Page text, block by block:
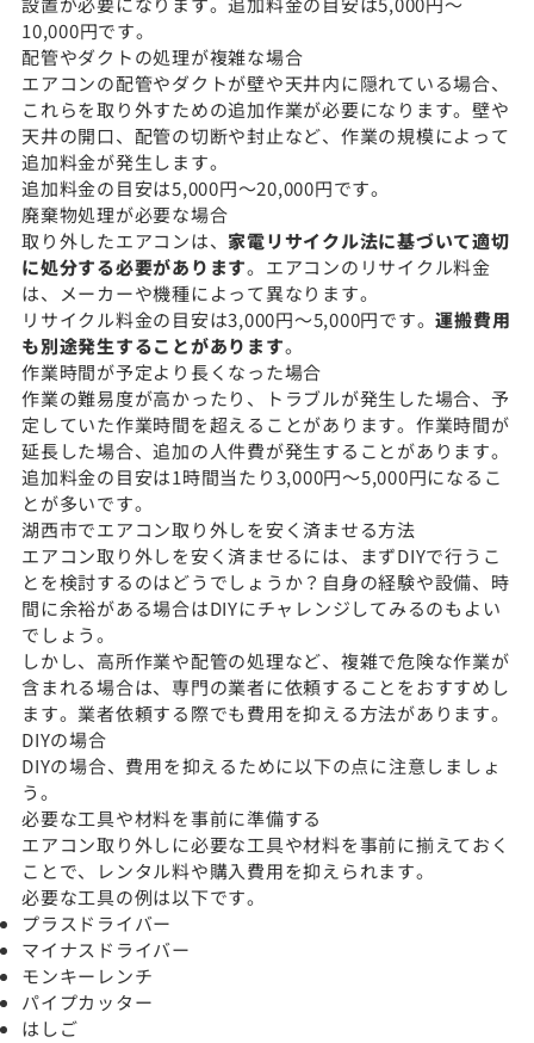
10,000円です。
配管やダクトの処理が複雑な場合
エアコンの配管やダクトが壁や天井内に隠れている場合、
これらを取り外すための追加作業が必要になります。壁や
天井の開口、配管の切断や封止など、作業の規模によって
追加料金が発生します。
追加料金の目安は5,000円〜20,000円です。
廃棄物処理が必要な場合
取り外したエアコンは、 家電リサイクル法に基づいて適切
に処分する必要があります。エアコンのリサイクル料金
は、メーカーや機種によって異なります。
リサイクル料金の目安は3,000円〜5,000円です。運搬費用
も別途発生することがあります。
作業時間が予定より長くなった場合
作業の難易度が高かったり、トラブルが発生した場合、予
定していた作業時間を超えることがあります。作業時間が
延長した場合、追加の人件費が発生することがあります。
追加料金の目安は1時間当たり3,000円〜5,000円になるこ
とが多いです。
湖西市でエアコン取り外しを安く済ませる方法
エアコン取り外しを安く済ませるには、まずDIYで行うこ
とを検討するのはどうでしょうか？自身の経験や設備、時
間に余裕がある場合はDIYにチャレンジしてみるのもよい
でしょう。
しかし、高所作業や配管の処理など、複雑で危険な作業が
含まれる場合は、専門の業者に依頼することをおすすめし
ます。業者依頼する際でも費用を抑える方法があります。
DIYの場合
DIYの場合、費用を抑えるために以下の点に注意しましょ
う。
必要な工具や材料を事前に準備する
エアコン取り外しに必要な工具や材料を事前に揃えておく
ことで、レンタル料や購入費用を抑えられます。
必要な工具の例は以下です。
プラスドライバー
マイナスドライバー
モンキーレンチ
パイプカッター
はしご